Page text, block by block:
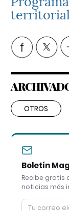
territorial
OTROS
Boletín
Recibe gratis
noticias más